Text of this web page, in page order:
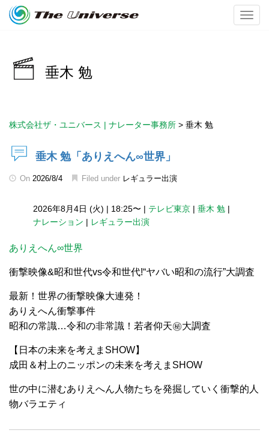
垂木 勉
株式会社ザ・ユニバース | ナレーター事務所 > 垂木 勉
垂木 勉「ありえへん∞世界」
On 2026/8/4 Filed under レギュラー出演
2026年8月4日 (火) | 18:25〜 | テレビ東京 | 垂木 勉 |
ナレーション | レギュラー出演
ありえへん∞世界
衝撃映像&昭和世代vs令和世代!“ヤバい昭和の流行”大調査
最新！世界の衝撃映像大連発！
ありえへん衝撃事件
昭和の常識…令和の非常識！若者仰天㊙大調査
【日本の未来を考えまSHOW】
成田＆村上のニッポンの未来を考えまSHOW
世の中に潜むありえへん人物たちを発掘していく衝撃的人
物バラエティ